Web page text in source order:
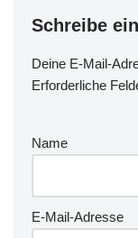
Schreibe
Deine E-Mail-
Erforderliche
Name
E-Mail-Adresse